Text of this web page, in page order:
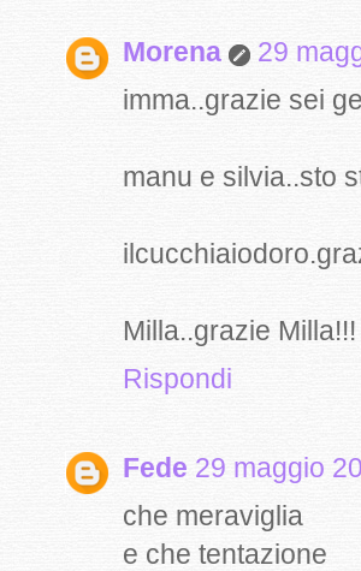
Morena
29
imma..grazie sei
manu e silvia..sto
Milla..grazie Milla!!!
Rispondi
Fede 29 maggio
che meraviglia
e che tentazione